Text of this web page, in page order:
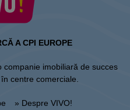
A CPI EUROPE
companie imobiliară de succes
centre comerciale.
» Despre VIVO!